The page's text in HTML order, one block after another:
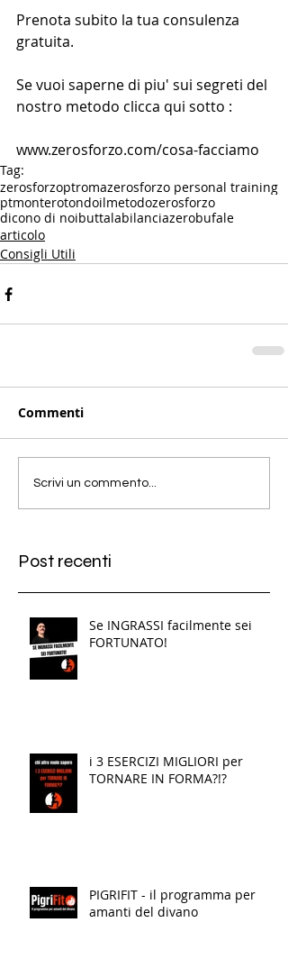
Prenota subito la tua consulenza
gratuita.
Se vuoi saperne di piu' sui segreti del
nostro metodo clicca qui sotto :
www.zerosforzo.com/cosa-facciamo
Tag:
zerosforzoptromazerosforzo personal training
ptmonterotondoilmetodozerosforzo
dicono di noibuttalabilanciazerobufale
articolo
Consigli Utili
Commenti
Scrivi un commento...
Post recenti
Se INGRASSI facilmente sei
FORTUNATO!
i 3 ESERCIZI MIGLIORI per
TORNARE IN FORMA?!?
PIGRIFIT - il programma per
amanti del divano